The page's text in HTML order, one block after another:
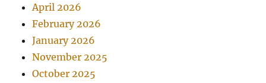
April 2026
February 2026
January 2026
November 2025
October 2025